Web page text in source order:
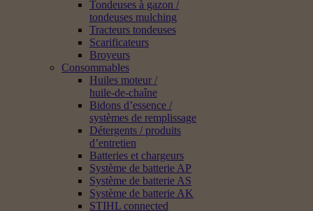
Tondeuses à gazon /
tondeuses mulching
Tracteurs tondeuses
Scarificateurs
Broyeurs
Consommables
Huiles moteur /
huile-de-chaîne
Bidons d’essence /
systèmes de remplissage
Détergents / produits
d’entretien
Batteries et chargeurs
Système de batterie AP
Système de batterie AS
Système de batterie AK
STIHL connected